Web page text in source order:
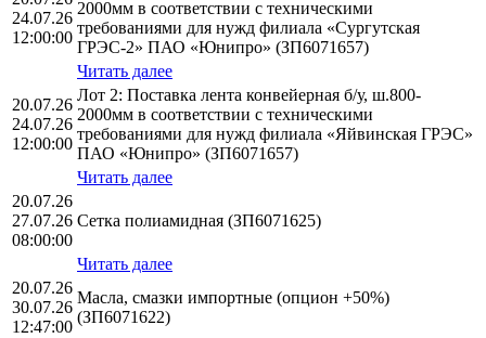
24.07.26
12:00:00
2000мм в соответствии с техническими
требованиями для нужд филиала «Сургутская
ГРЭС-2» ПАО «Юнипро» (ЗП6071657)
Читать далее
20.07.26
24.07.26
12:00:00
Лот 2: Поставка лента конвейерная б/у, ш.800-
2000мм в соответствии с техническими
требованиями для нужд филиала «Яйвинская ГРЭС»
ПАО «Юнипро» (ЗП6071657)
Читать далее
20.07.26
27.07.26
08:00:00
Сетка полиамидная (ЗП6071625)
Читать далее
20.07.26
30.07.26
12:47:00
Масла, смазки импортные (опцион +50%)
(ЗП6071622)